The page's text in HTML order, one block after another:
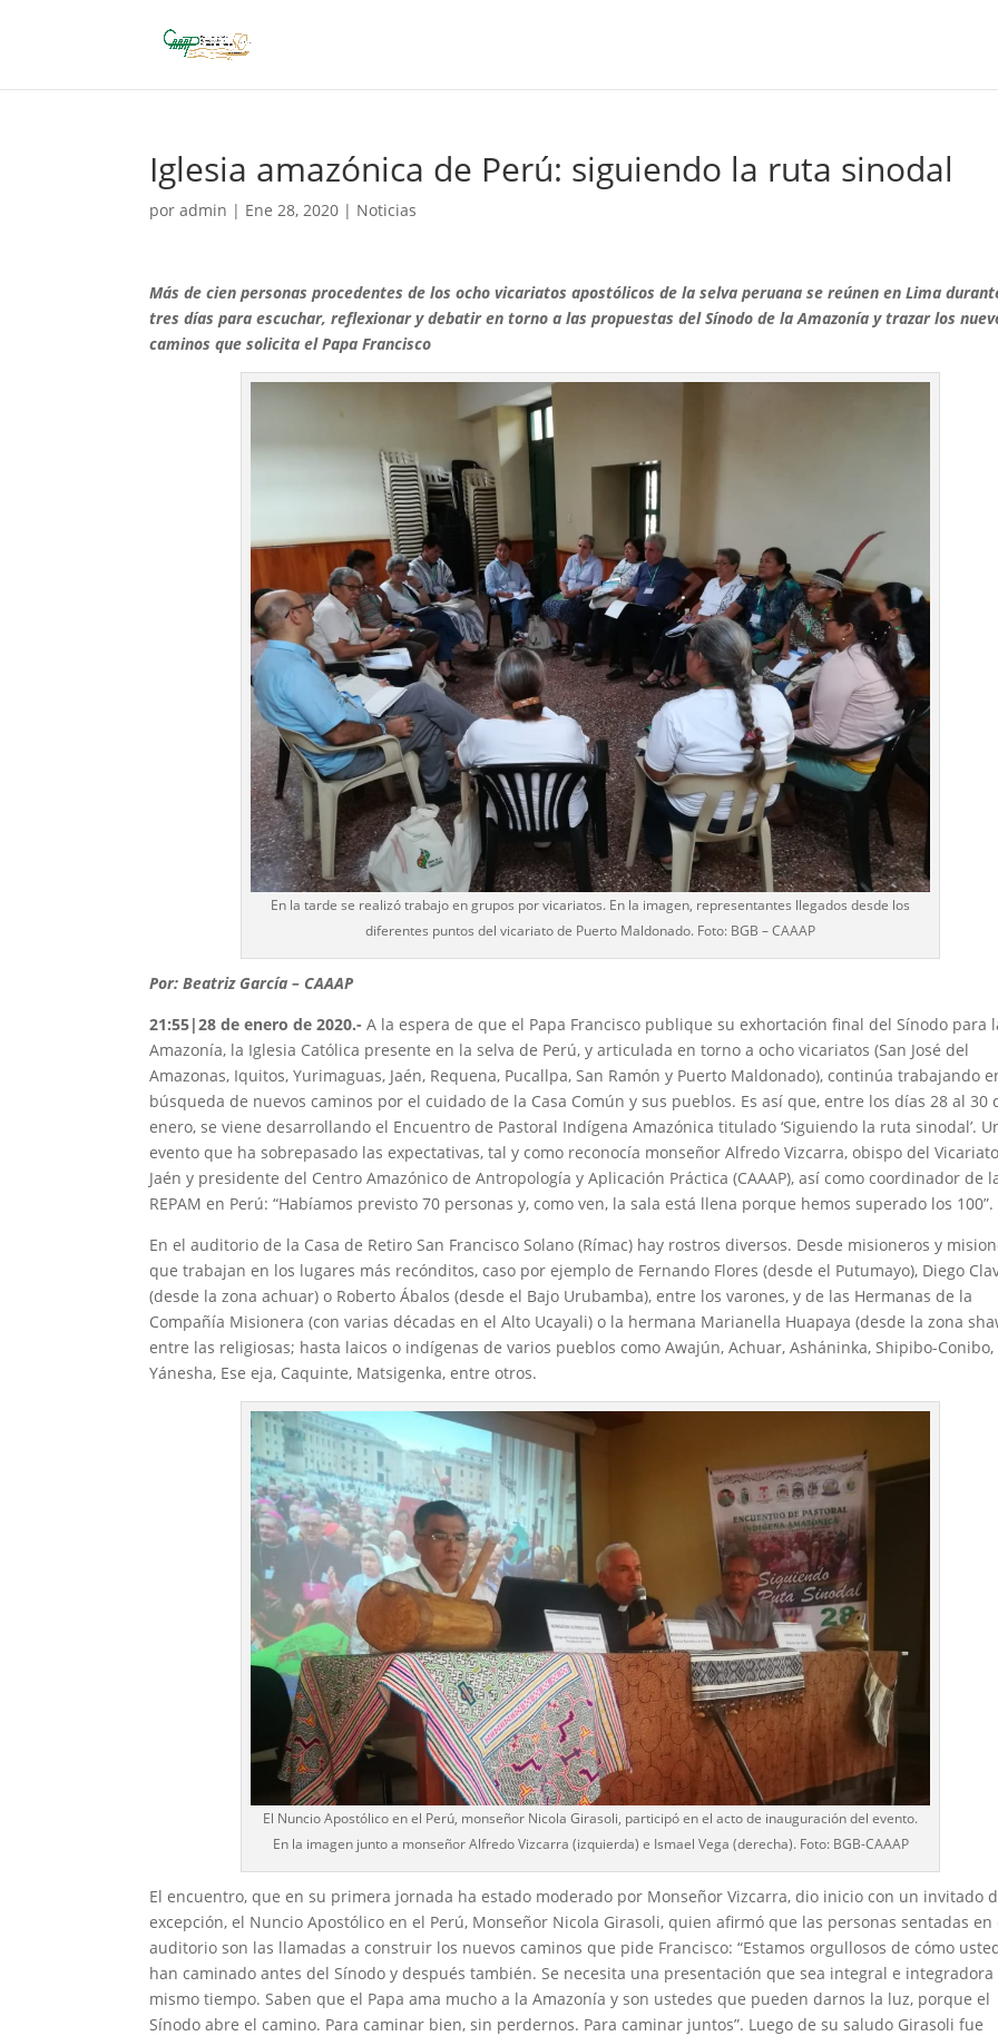
Iglesia amazónica de Perú: siguiendo la ruta sinodal
poradmin | Ene 28, 2020 | Noticias
Más de cien personas procedentes de los ocho vicariatos apostólicos de la selva peruana se reúnen en Lima
tres días para escuchar, reflexionar y debatir en torno a las propuestas del Sínodo de la Amazonía y trazar los
caminos que solicita el Papa Francisco
En la tarde se realizó trabajo en grupos por vicariatos. En la imagen, representantes llegados desde los
diferentes puntos del vicariato de Puerto Maldonado. Foto: BGB – CAAAP
Por: Beatriz García – CAAAP
21:55|28 de enero de 2020.-A la espera de que el Papa Francisco publique su exhortación final del Sínodo para
Amazonía, la Iglesia Católica presente en la selva de Perú, y articulada en torno a ocho vicariatos (San José del
Amazonas, Iquitos, Yurimaguas, Jaén, Requena, Pucallpa, San Ramón y Puerto Maldonado), continúa trabajando
búsqueda de nuevos caminos por el cuidado de la Casa Común y sus pueblos. Es así que, entre los días 28 al 30
enero, se viene desarrollando el Encuentro de Pastoral Indígena Amazónica titulado ‘Siguiendo la ruta sinodal’.
evento que ha sobrepasado las expectativas, tal y como reconocía monseñor Alfredo Vizcarra, obispo del
Jaén y presidente del Centro Amazónico de Antropología y Aplicación Práctica (CAAAP), así como coordinador de
REPAM en Perú: “Habíamos previsto 70 personas y, como ven, la sala está llena porque hemos superado los 100”.
En el auditorio de la Casa de Retiro San Francisco Solano (Rímac) hay rostros diversos. Desde misioneros y
que trabajan en los lugares más recónditos, caso por ejemplo de Fernando Flores (desde el Putumayo), Diego
(desde la zona achuar) o Roberto Ábalos (desde el Bajo Urubamba), entre los varones, y de las Hermanas de la
Compañía Misionera (con varias décadas en el Alto Ucayali) o la hermana Marianella Huapaya (desde la zona
entre las religiosas; hasta laicos o indígenas de varios pueblos como Awajún, Achuar, Asháninka, Shipibo-Conibo,
Yánesha, Ese eja, Caquinte, Matsigenka, entre otros.
El Nuncio Apostólico en el Perú, monseñor Nicola Girasoli, participó en el acto de inauguración del evento.
En la imagen junto a monseñor Alfredo Vizcarra (izquierda) e Ismael Vega (derecha). Foto: BGB-CAAAP
El encuentro, que en su primera jornada ha estado moderado por Monseñor Vizcarra, dio inicio con un invitado
excepción, el Nuncio Apostólico en el Perú, Monseñor Nicola Girasoli, quien afirmó que las personas sentadas en
auditorio son las llamadas a construir los nuevos caminos que pide Francisco: “Estamos orgullosos de cómo
han caminado antes del Sínodo y después también. Se necesita una presentación que sea integral e integradora
mismo tiempo. Saben que el Papa ama mucho a la Amazonía y son ustedes que pueden darnos la luz, porque el
Sínodo abre el camino. Para caminar bien, sin perdernos. Para caminar juntos”. Luego de su saludo Girasoli fue